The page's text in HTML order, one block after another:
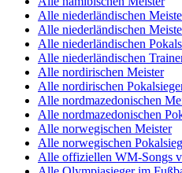
Alle niederländischen
Alle niederländischen
Alle niederländischen
Alle niederländischen
Alle nordirischen Meister
Alle nordirischen
Alle nordmazedonischen
Alle nordmazedonischen
Alle norwegischen Meister
Alle norwegischen
Alle offiziellen WM-Songs